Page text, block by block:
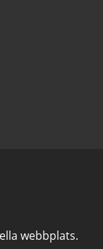
webbplats.